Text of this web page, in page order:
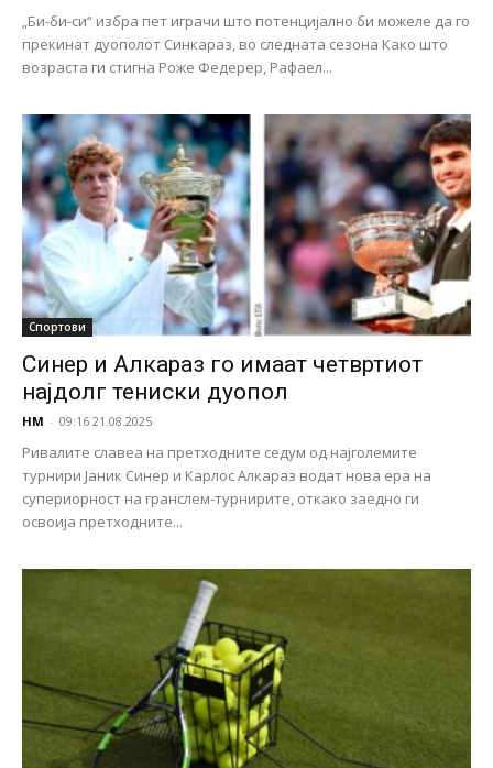
„Би-би-си“ избра пет играчи што потенцијално би можеле да го
прекинат дуополот Синкараз, во следната сезона Како што
возраста ги стигна Роже Федерер, Рафаел...
Спортови
Синер и Алкараз го имаат четвртиот
најдолг тениски дуопол
НМ - 09:16 21.08.2025
Ривалите славеа на претходните седум од најголемите
турнири Јаник Синер и Карлос Алкараз водат нова ера на
супериорност на гранслем-турнирите, откако заедно ги
освоија претходните...